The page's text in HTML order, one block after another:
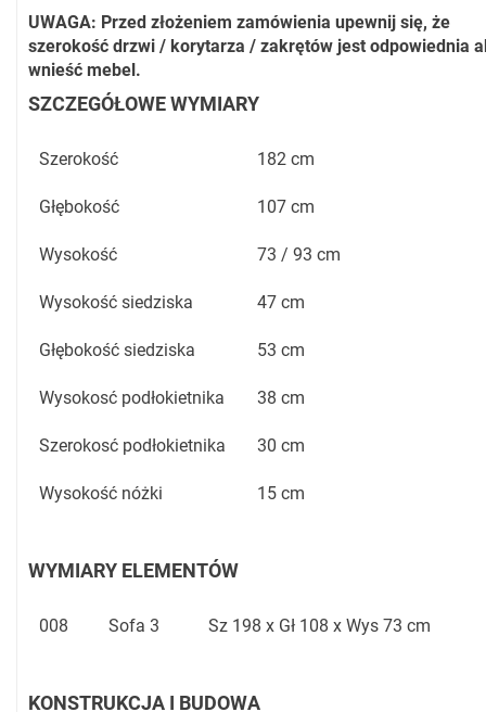
UWAGA: Przed złożeniem zamówienia upewnij się, że
szerokość drzwi / korytarza / zakrętów jest odpowiednia
wnieść mebel.
SZCZEGÓŁOWE WYMIARY
Szerokość 182 cm
Głębokość 107 cm
Wysokość 73 / 93 cm
Wysokość siedziska 47 cm
Głębokość siedziska 53 cm
Wysokosć podłokietnika 38 cm
Szerokosć podłokietnika 30 cm
Wysokość nóżki 15 cm
WYMIARY ELEMENTÓW
008 Sofa 3 Sz 198 x Gł 108 x Wys 73 cm
KONSTRUKCJA I BUDOWA